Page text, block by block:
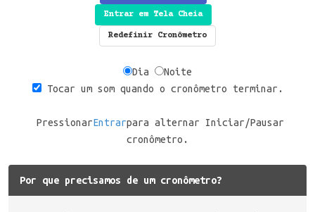
Entrar em Tela Cheia
Redefinir Cronômetro
Dia
Noite
Tocar um som quando o cronômetro terminar.
PressionarEntrarpara alternar Iniciar/Pausar
cronômetro.
Por que precisamos de um cronômetro?